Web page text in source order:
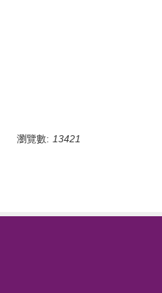
瀏覽數: 13421